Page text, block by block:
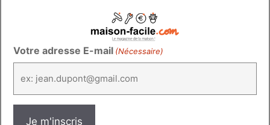
Votre adresse E-mail (Nécessaire)